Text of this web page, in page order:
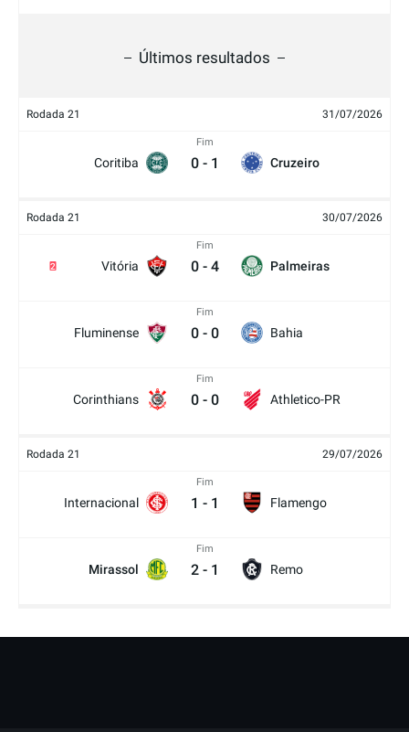
Últimos resultados
Rodada 21 31/07/2026
Coritiba
Fim
0 - 1 Cruzeiro
Rodada 21 30/07/2026
Vitória
2
Fim
0 - 4 Palmeiras
Fluminense
Fim
0 - 0 Bahia
Corinthians
Fim
0 - 0 Athletico-PR
Rodada 21 29/07/2026
Internacional
Fim
1 - 1 Flamengo
Mirassol
Fim
2 - 1 Remo